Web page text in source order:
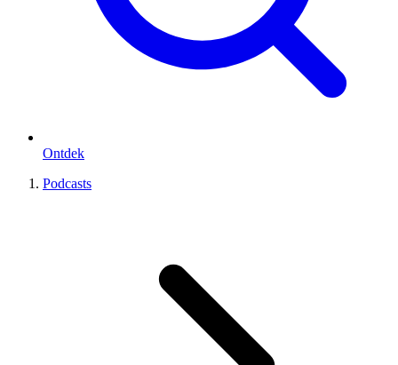
Ontdek
Podcasts